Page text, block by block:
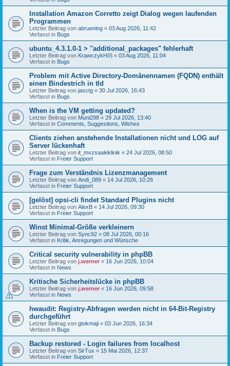
Installation Amazon Corretto zeigt Dialog wegen laufenden
Programmen
Letzter Beitrag von abruening « 03 Aug 2026, 11:42
Verfasst in Bugs
ubuntu_4.3.1.0-1 > "additional_packages" fehlerhaft
Letzter Beitrag von KrawczykHIS « 03 Aug 2026, 11:04
Verfasst in Bugs
Problem mit Active Directory-Domänennamen (FQDN) enthält
einen Bindestrich in tld
Letzter Beitrag von jasctg « 30 Jul 2026, 16:43
Verfasst in Bugs
When is the VM getting updated?
Letzter Beitrag von Muni298 « 29 Jul 2026, 13:40
Verfasst in Comments, Suggestions, Wishes
Clients ziehen anstehende Installationen nicht und LOG auf
Server lückenhaft
Letzter Beitrag von it_mvzsaaleklinik « 24 Jul 2026, 08:50
Verfasst in Freier Support
Frage zum Verständnis Lizenzmanagement
Letzter Beitrag von Andi_089 « 14 Jul 2026, 10:26
Verfasst in Freier Support
[gelöst] opsi-cli findet Standard Plugins nicht
Letzter Beitrag von AlexB « 14 Jul 2026, 09:30
Verfasst in Freier Support
Winst Minimal-Größe verkleinern
Letzter Beitrag von Sync92 « 08 Jul 2026, 00:16
Verfasst in Kritik, Anregungen und Wünsche
Critical security vulnerability in phpBB
Letzter Beitrag von j.werner « 16 Jun 2026, 10:04
Verfasst in News
Kritische Sicherheitslücke in phpBB
Letzter Beitrag von j.werner « 16 Jun 2026, 09:58
Verfasst in News
hwaudit: Registry-Abfragen werden nicht in 64-Bit-Registry
durchgeführt
Letzter Beitrag von gtokmaji « 03 Jun 2026, 16:34
Verfasst in Bugs
Backup restored - Login failures from localhost
Letzter Beitrag von SirTux « 15 Mai 2026, 12:37
Verfasst in Freier Support